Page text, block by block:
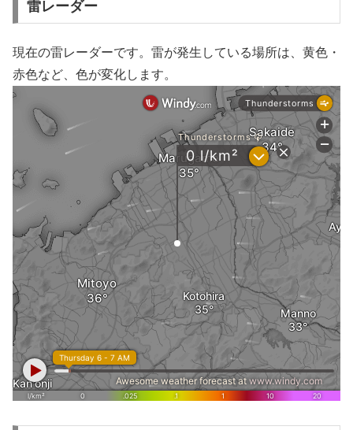
雷レーダー
現在の雷レーダーです。雷が発生している場所は、黄色・
赤色など、色が変化します。